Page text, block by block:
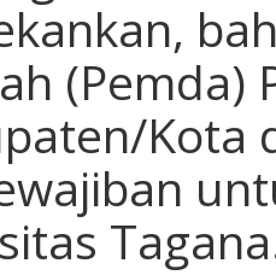
(Pemda)
Kota